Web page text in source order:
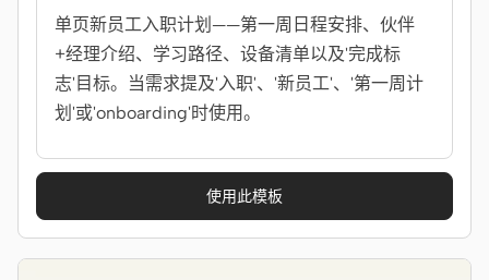
单页新员工入职计划——第一周日程安排、伙伴
+经理介绍、学习路径、设备清单以及'完成标
志'目标。当需求提及'入职'、'新员工'、'第一周计
划'或'onboarding'时使用。
使用此模板